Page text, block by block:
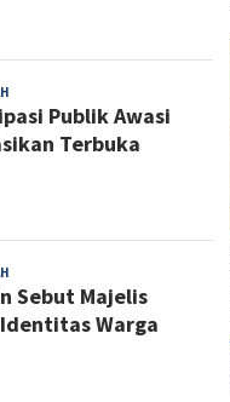
Publik Awasi
Terbuka
Sebut Majelis
Warga